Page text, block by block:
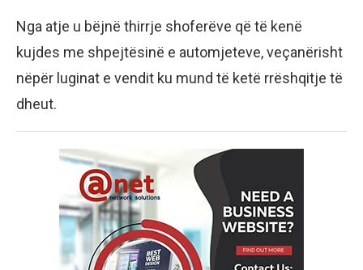
Nga atje u bëjnë thirrje shoferëve që të kenë
kujdes me shpejtësinë e automjeteve, veçanërisht
nëpër luginat e vendit ku mund të ketë rrëshqitje të
dheut.